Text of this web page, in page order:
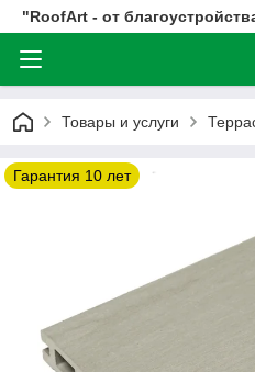
"RoofArt - от
Товары и услуги
Гарантия 10 лет